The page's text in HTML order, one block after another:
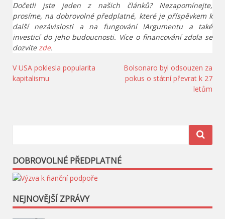
Dočetli jste jeden z našich článků? Nezapomínejte,
prosíme, na dobrovolné předplatné, které je příspěvkem k
další nezávislosti a na fungování !Argumentu a také
investicí do jeho budoucnosti. Více o financování zdola se
dozvítezde.
Navigace
pro
V USA poklesla popularita
kapitalismu
Bolsonaro byl odsouzen za
pokus o státní převrat k 27
letům
DOBROVOLNÉ PŘEDPLATNÉ
NEJNOVĚJŠÍ ZPRÁVY